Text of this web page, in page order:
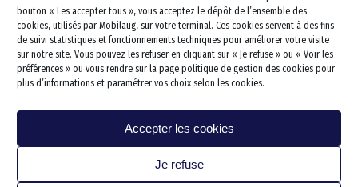
bouton « Les accepter tous », vous acceptez le dépôt de l’ensemble des
cookies, utilisés par Mobilaug, sur votre terminal. Ces cookies servent à des fins
de suivi statistiques et fonctionnements techniques pour améliorer votre visite
sur notre site. Vous pouvez les refuser en cliquant sur « Je refuse » ou « Voir les
préférences » ou vous rendre sur la page politique de gestion des cookies pour
plus d’informations et paramétrer vos choix selon les cookies.
Accepter les cookies
Je refuse
KITCHENETTE PMR
WC PMR
Baignoire combinée sénior
WC Rehaussé
kitchenette PMR
Électroménager et
Monte escalier
Lève personne
Rampe d’accès
Portes et fenêtres
Dressing & Rangements
Salon/séjour
Chambre